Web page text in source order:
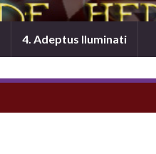
4. Adeptus Iluminati